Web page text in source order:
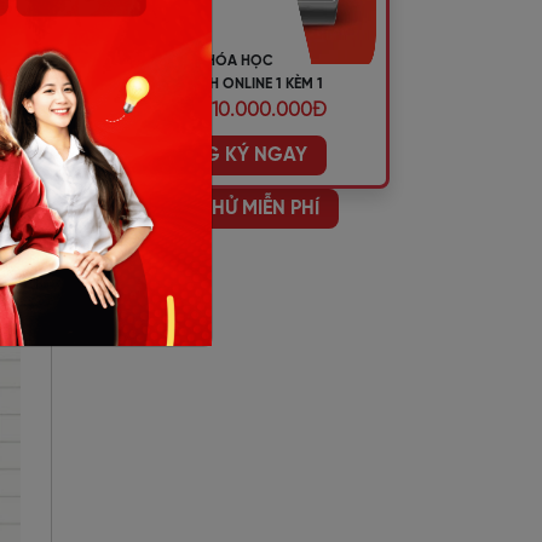
KHÓA HỌC
TIẾNG ANH ONLINE 1 KÈM 1
ƯU ĐÃI 10.000.000Đ
ĐĂNG KÝ NGAY
HỌC THỬ MIỄN PHÍ